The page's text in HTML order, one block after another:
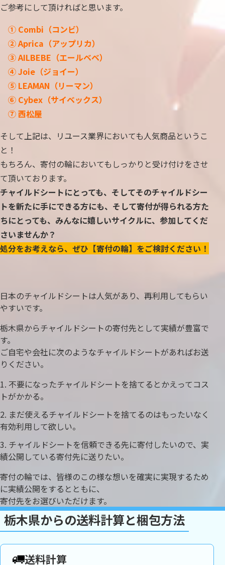
ご参考にして頂ければと思います。
① Combi（コンビ）
② Aprica（アップリカ）
③ AILBEBE（エールベベ）
④ Joie（ジョイー）
⑤ LEAMAN（リーマン）
⑥ Cybex（サイベックス）
⑦ 西松屋
そして上記は、リユース業界においても人気商品というこ
と！
もちろん、寄付の輪においてもしっかりと受け付けをさせ
て頂いております。
チャイルドシートにとっても、そしてそのチャイルドシー
トを新たに手にできる方にも、そして寄付が得られる方た
ちにとっても、みんなに嬉しいサイクルに、参加してくだ
さいませんか？
処分をお考えなら、ぜひ【寄付の輪】をご検討ください！
日本のチャイルドシートは人気があり、再利用してもらい
やすいです。
栃木県からチャイルドシートの寄付先として実績が豊富で
す。
ご自宅や会社に次のようなチャイルドシートがあればお送
りください。
不要になったチャイルドシートを捨てるとかえってコス
トがかかる。
まだ使えるチャイルドシートを捨てるのはもったいなく
有効利用して欲しい。
チャイルドシートを信頼できる先に寄付したいので、実
績公開している寄付先に送りたい。
寄付の輪では、皆様のこの様な想いを確実に実現するため
に実績公開をするとともに、
寄付先をお選びいただけます。
栃木県からの送料計算と梱包方法
送料計算